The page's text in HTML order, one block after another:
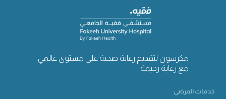
مكرسون لتقديم رعاية صحية على مستوى عالمي
مع رعاية رحيمة
خدمات المرضى